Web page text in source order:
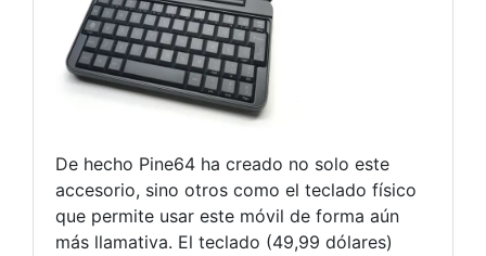
De hecho Pine64 ha creado no solo este
accesorio, sino otros como el teclado físico
que permite usar este móvil de forma aún
más llamativa. El teclado (49,99 dólares)